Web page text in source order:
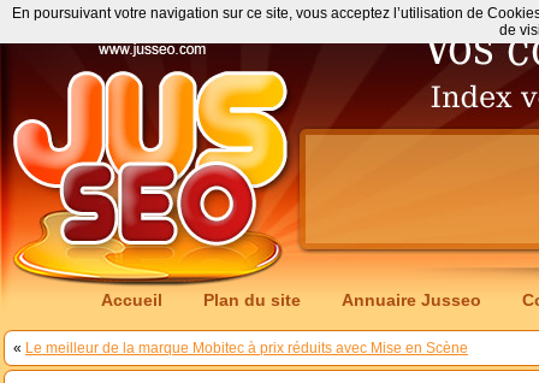
Accueil Plan du site Annuaire Jusseo
« Le meilleur de la marque Mobitec à prix réduits avec Mise en Scène
En poursuivant votre navigation sur ce site, vous acceptez l’utilisation de
de